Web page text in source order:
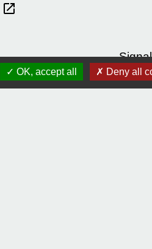
open_in_new
OK, accept all Deny all